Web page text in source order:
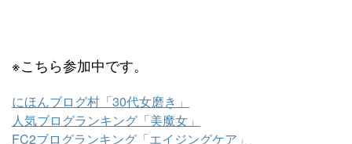
※こちら参加中です。
にほんブログ村「30代女磨き」
人気ブログランキング「美魔女」
FC2ブログランキング「エイジングケア」